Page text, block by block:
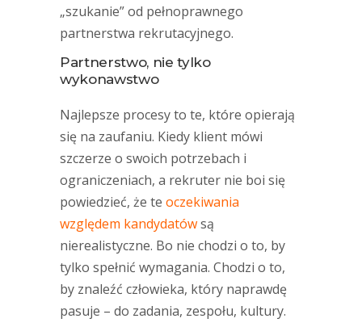
„szukanie” od pełnoprawnego
partnerstwa rekrutacyjnego.
Partnerstwo, nie tylko
wykonawstwo
Najlepsze procesy to te, które opierają
się na zaufaniu. Kiedy klient mówi
szczerze o swoich potrzebach i
ograniczeniach, a rekruter nie boi się
powiedzieć, że te oczekiwania
względem kandydatówsą
nierealistyczne. Bo nie chodzi o to, by
tylko spełnić wymagania. Chodzi o to,
by znaleźć człowieka, który naprawdę
pasuje – do zadania, zespołu, kultury.